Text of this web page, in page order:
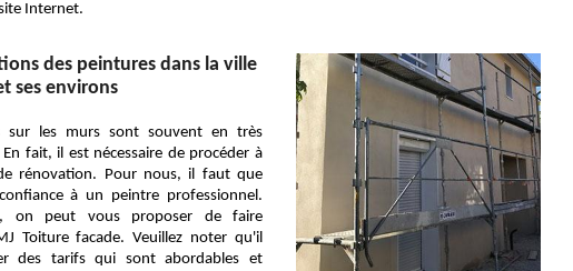
Internet.
des peintures dans la ville
ses environs
sur les murs sont souvent en très
fait, il est nécessaire de procéder à
rénovation. Pour nous, il faut que
à un peintre professionnel.
on peut vous proposer de faire
Toiture facade. Veuillez noter qu'il
des tarifs qui sont abordables et